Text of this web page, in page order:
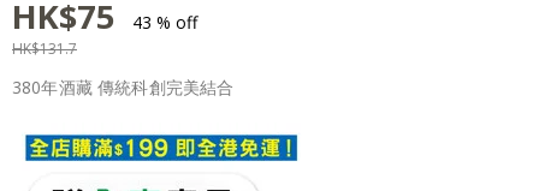
HK$75 43 % off
HK$131.7
380年酒藏 傳統科創完美結合